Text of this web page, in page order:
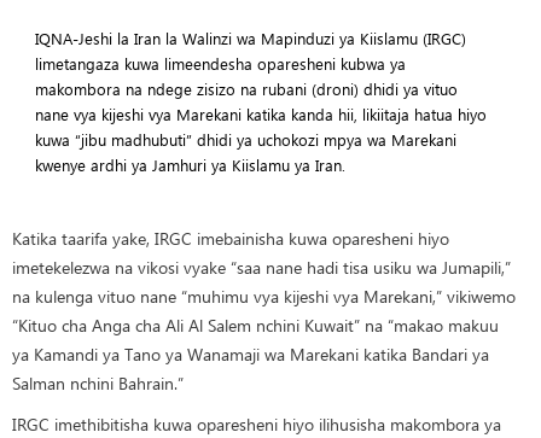
IQNA-Jeshi la Iran la Walinzi wa Mapinduzi ya Kiislamu (IRGC)
limetangaza kuwa limeendesha oparesheni kubwa ya
makombora na ndege zisizo na rubani (droni) dhidi ya vituo
nane vya kijeshi vya Marekani katika kanda hii, likiitaja hatua hiyo
kuwa “jibu madhubuti” dhidi ya uchokozi mpya wa Marekani
kwenye ardhi ya Jamhuri ya Kiislamu ya Iran.
Katika taarifa yake, IRGC imebainisha kuwa oparesheni hiyo
imetekelezwa na vikosi vyake “saa nane hadi tisa usiku wa Jumapili,”
na kulenga vituo nane “muhimu vya kijeshi vya Marekani,” vikiwemo
“Kituo cha Anga cha Ali Al Salem nchini Kuwait” na “makao makuu
ya Kamandi ya Tano ya Wanamaji wa Marekani katika Bandari ya
Salman nchini Bahrain.”
IRGC imethibitisha kuwa oparesheni hiyo ilihusisha makombora ya